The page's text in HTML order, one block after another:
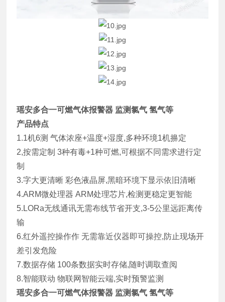
瑶安多合一可燃气体报警器 监测氯气 氢气等
产品特点
1.1机6测 气体浓座+温度+湿度,多种环境1机擤定
2,按需定制 3种有毒+1种可燃,可根据不同需求进行定
制
3.字大更清晰 彩色液晶屏,黑暗环境下显示依旧清晰
4.ARM微处理器 ARM处理芯片,检测更稳定更智能
5.LORa无线通讯无需布线节省开支,3-5公里远距离传
输
6.红外遥控操作作 无需靠近仪器即可操控,防止现场开
差引发危险
7.数据存储 100条数据实时存储,随时调取查阅
8.智能联动 物联网智能云端,实时预警监测
瑶安多合一可燃气体报警器 监测氯气 氢气等